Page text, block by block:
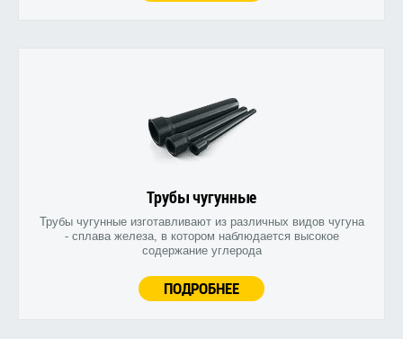
Трубы чугунные
Трубы чугунные изготавливают из различных видов чугуна
- сплава железа, в котором наблюдается высокое
содержание углерода
ПОДРОБНЕЕ